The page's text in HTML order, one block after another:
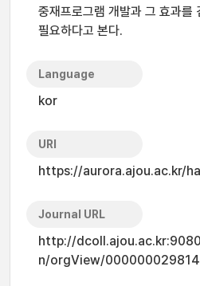
중재프로그램 개발과 그 효과를
필요하다고 본다.
Language
kor
URI
https://aurora.ajou.ac.kr/
Journal URL
http://
n/orgView/000000029814